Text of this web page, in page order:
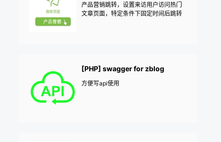
产品营销跳转，设置来访用户访问热门
文章页面，特定条件下固定时间后跳转
[PHP] swagger for zblog
方便写api使用